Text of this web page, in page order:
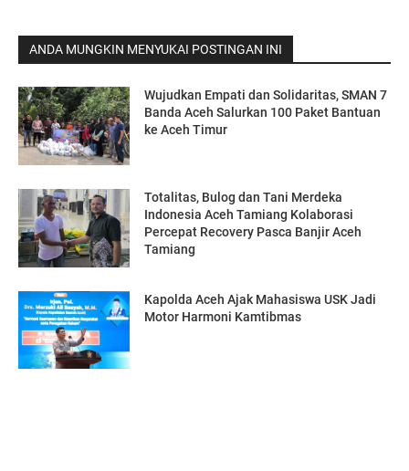
ANDA MUNGKIN MENYUKAI POSTINGAN INI
Wujudkan Empati dan Solidaritas, SMAN 7
Banda Aceh Salurkan 100 Paket Bantuan
ke Aceh Timur
Totalitas, Bulog dan Tani Merdeka
Indonesia Aceh Tamiang Kolaborasi
Percepat Recovery Pasca Banjir Aceh
Tamiang
Kapolda Aceh Ajak Mahasiswa USK Jadi
Motor Harmoni Kamtibmas